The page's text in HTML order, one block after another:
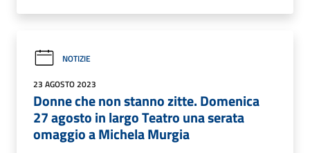
NOTIZIE
23 AGOSTO 2023
Donne che non stanno zitte. Domenica
27 agosto in largo Teatro una serata
omaggio a Michela Murgia